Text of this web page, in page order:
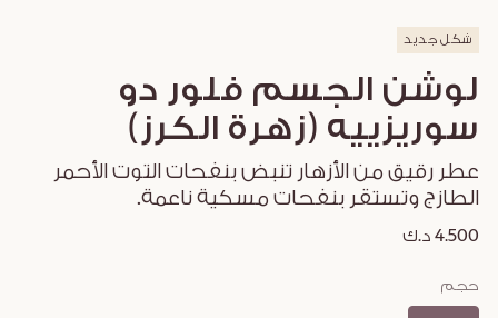
شكل جديد
لوشن الجسم فلور دو
سوريزييه (زهرة الكرز)
عطر رقيق من الأزهار تنبض بنفحات التوت الأحمر
الطازج وتستقر بنفحات مسكية ناعمة.
4.500 د.ك
حجم